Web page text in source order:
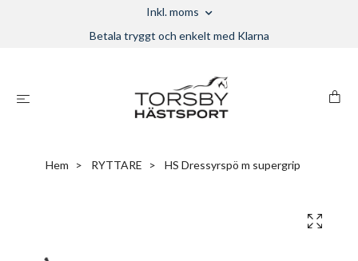
Inkl. moms
Betala tryggt och enkelt med Klarna
Hem RYTTARE HS Dressyrspö m supergrip